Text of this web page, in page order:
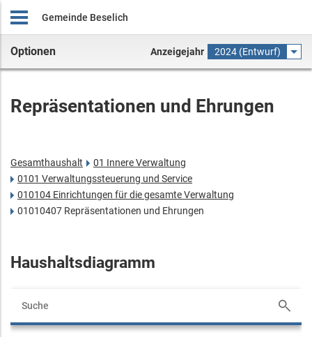
Gemeinde Beselich
Optionen Anzeigejahr 2024 (Entwurf)
Repräsentationen und Ehrungen
Gesamthaushalt
01 Innere Verwaltung
0101 Verwaltungssteuerung und Service
010104 Einrichtungen für die gesamte Verwaltung
01010407 Repräsentationen und Ehrungen
Haushaltsdiagramm